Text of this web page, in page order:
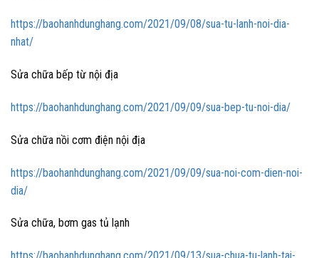
https://baohanhdunghang.com/2021/09/08/sua-tu-lanh-noi-dia-
nhat/
Sửa chữa bếp từ nội địa
https://baohanhdunghang.com/2021/09/09/sua-bep-tu-noi-dia/
Sửa chữa nồi cơm điện nội địa
https://baohanhdunghang.com/2021/09/09/sua-noi-com-dien-noi-
dia/
Sửa chữa, bơm gas tủ lạnh